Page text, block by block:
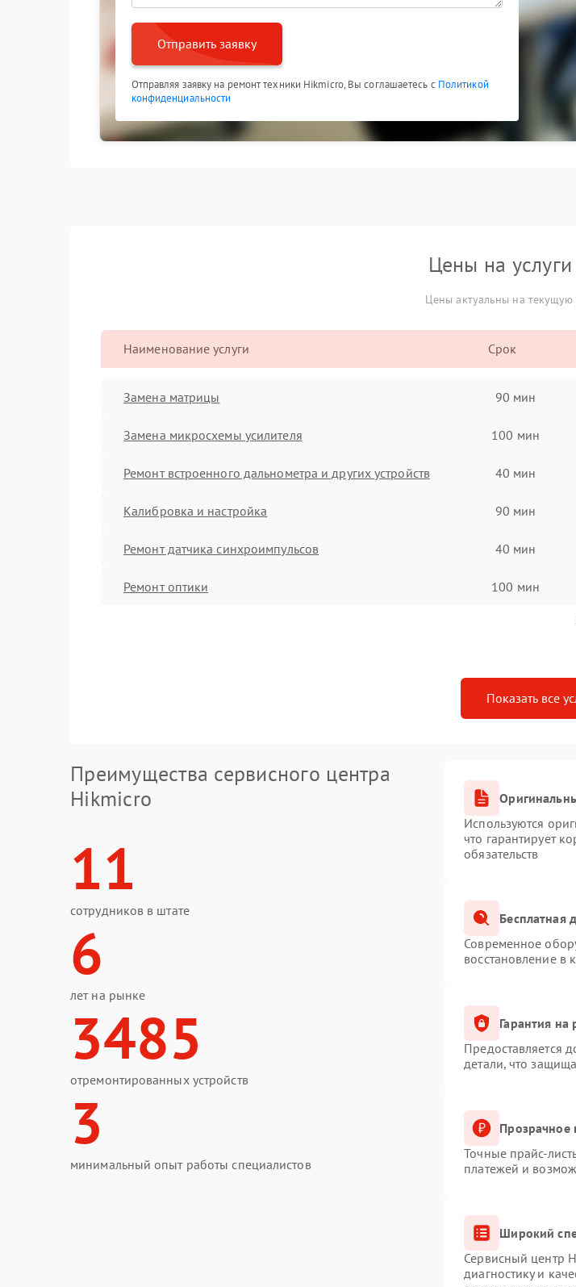
Отправить заявку
Отправляя заявку на ремонт техники Hikmicro, Вы соглашаетесь с Политикой
конфиденциальности
Цены на
Цены актуальны на текущую
Наименование услуги Срок
Замена матрицы 90 мин
Замена микросхемы усилителя 100 мин
Ремонт встроенного дальнометра и других устройств 40 мин
Калибровка и настройка 90 мин
Ремонт датчика синхроимпульсов 40 мин
Ремонт оптики 100 мин
Показать все
Преимущества сервисного центра
Hikmicro
11
сотрудников в штате
6
лет на рынке
3485
отремонтированных устройств
3
минимальный опыт работы специалистов
Используются
что гарантирует
обязательств
Бесплатная
Современное
восстановление в
Гарантия на
Предоставляется
детали, что
Прозрачное
Точные прайс-
платежей и
Широкий
Сервисный центр
диагностику и